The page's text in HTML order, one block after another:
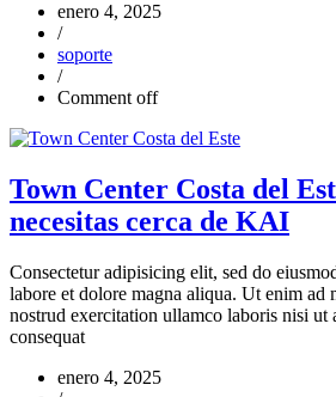
enero 4, 2025
/
soporte
/
Comment off
Town Center Costa del
necesitas cerca de KAI
Consectetur adipisicing elit, sed do
labore et dolore magna aliqua. Ut enim ad
nostrud exercitation ullamco laboris nisi ut
consequat
enero 4, 2025